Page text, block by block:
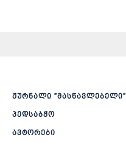
ჟურნალი ”მასწავლებელი”
პედსაბჭო
ავტორები